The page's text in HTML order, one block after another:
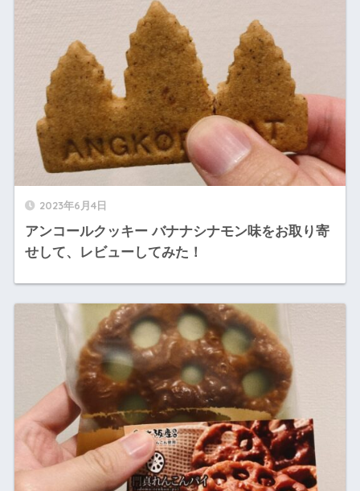
2023年6月4日
アンコールクッキー バナナシナモン味をお取り寄
せして、レビューしてみた！